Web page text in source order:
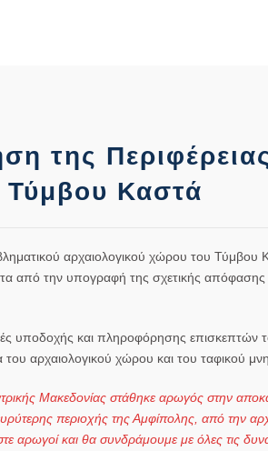
της
Τύμβου Καστά
αρχαιολογικού χώρου του
από την υπογραφή της σχετικής
υποδοχής και πληροφόρησης επισκεπτών
αρχαιολογικού χώρου και του ταφικού
Μακεδονίας στάθηκε αρωγός στην
περιοχής της Αμφίπολης, από την
αρωγοί και θα συνδράμουμε με όλες τις